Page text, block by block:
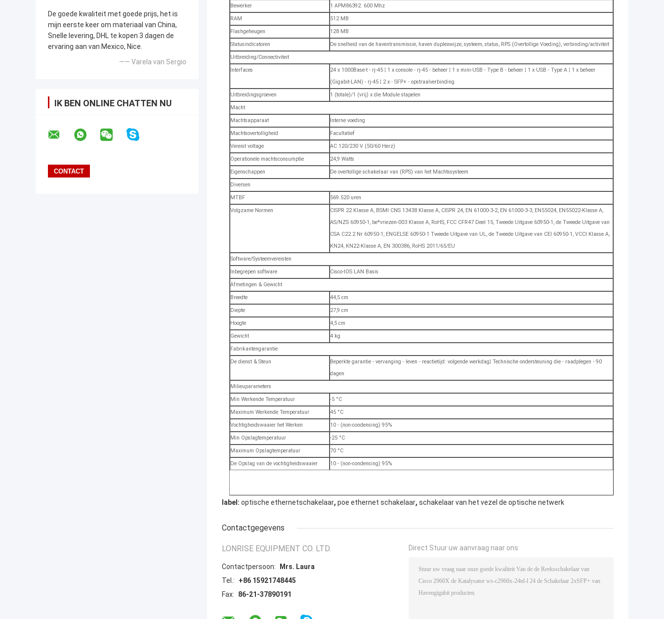
De goede kwaliteit met goede prijs, het is
mijn eerste keer om materiaal van China,
Snelle levering, DHL te kopen 3 dagen de
ervaring aan van Mexico, Nice.
—— Varela van Sergio
IK BEN ONLINE CHATTEN NU
Bewerker
1 APM86392: 600 Mhz
RAM
512 MB
Flashgeheugen
128 MB
Statusindicatoren
De snelheid van de haventransmissie, haven duplexwijze, systeem, status, RPS (Overtollige Voeding), verbinding/activiteit
Uitbreiding/Connectiviteit
Interfaces
24 x 1000Base-t - rj-45 ¦ 1 x console - rj-45 - beheer ¦ 1 x mini-USB - Type B - beheer ¦ 1 x USB - Type A ¦ 1 x beheer
(Gigabit-LAN) - rj-45 ¦ 2 x - SFP+ - opstraalverbinding
Uitbreidingsgroeven
1 (totale)/1 (vrij) x die Module stapelen
Macht
Machtsapparaat
Interne voeding
Machtsovertolligheid
Facultatief
Vereist voltage
AC 120/230 V (50/60 Herz)
Operationele machtsconsumptie
24,9 Watts
Eigenschappen
De overtollige schakelaar van (RPS) van het Machtssysteem
Diversen
MTBF
569.520 uren
Volgzame Normen
CISPR 22 Klasse A, BSMI CNS 13438 Klasse A, CISPR 24, EN 61000-3-2, EN 61000-3-3, EN55024, EN55022-Klasse A,
AS/NZS 60950-1, be*vriezen-003 Klasse A, RoHS, FCC CFR47 Deel 15, Tweede Uitgave 60950-1, de Tweede Uitgave van
CSA C22.2 Nr 60950-1, ENGELSE 60950-1 Tweede Uitgave van UL, de Tweede Uitgave van CEI 60950-1, VCCI Klasse A,
KN24, KN22-Klasse A, EN 300386, RoHS 2011/65/EU
Software/Systeemvereisten
Inbegrepen software
Cisco-IOS LAN Basis
Afmetingen & Gewicht
Breedte
44,5 cm
Diepte
27,9 cm
Hoogte
4,5 cm
Gewicht
4 kg
Fabrikantengarantie
De dienst & Steun
Beperkte garantie - vervanging - leven - reactietijd: volgende werkdag¦ Technische ondersteuning die - raadplegen - 90
dagen
Milieuparameters
Min Werkende Temperatuur
-5 °C
Maximum Werkende Temperatuur
45 °C
Vochtigheidswaaier het Werken
10 - (non-condensing) 95%
Min Opslagtemperatuur
-25 °C
Maximum Opslagtemperatuur
70 °C
De Opslag van de vochtigheidswaaier
10 - (non-condensing) 95%
label: optische ethernetschakelaar, poe ethernet schakelaar, schakelaar van het vezel de optische netwerk
Contactgegevens
LONRISE EQUIPMENT CO. LTD.
Contactpersoon:
Mrs. Laura
Tel.:
+86 15921748445
Fax:
86-21-37890191
Direct Stuur uw aanvraag naar ons